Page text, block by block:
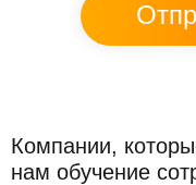
Компании,
нам обучение